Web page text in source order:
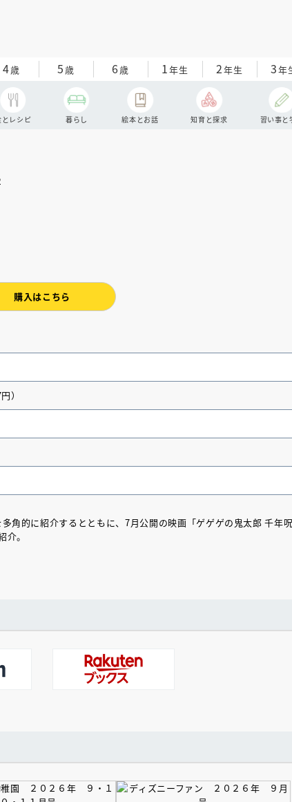
4歳 5歳 6歳 1年生 2年生 3年
とレシピ 暮らし 絵本とお話 知育と探求 習い事と
購入はこちら
）
角的に紹介するとともに、7月公開の映画「ゲゲゲの鬼太郎 千年
。